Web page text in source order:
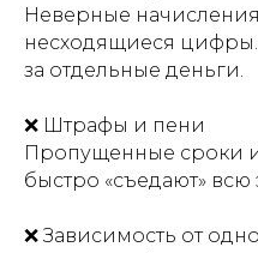
Неверные
несходящиеся
за отдельные деньги.
❌ Штрафы и пени
Пропущенные сроки
быстро «съедают»
❌ Зависимость от